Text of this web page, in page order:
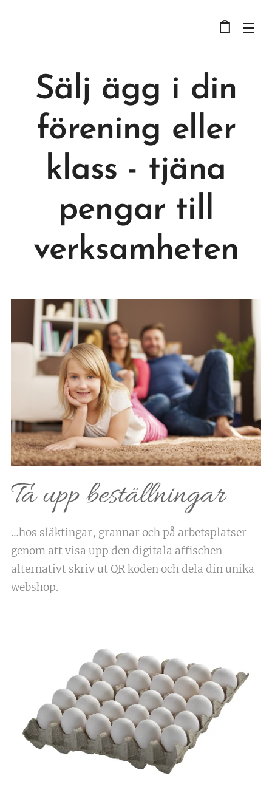
Sälj ägg i din
förening eller
klass - tjäna
pengar till
verksamheten
Ta upp beställningar
…hos släktingar, grannar och på arbetsplatser
genom att visa upp den digitala affischen
alternativt skriv ut QR koden och dela din unika
webshop.